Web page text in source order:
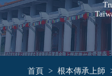
首頁 根本傳承上師